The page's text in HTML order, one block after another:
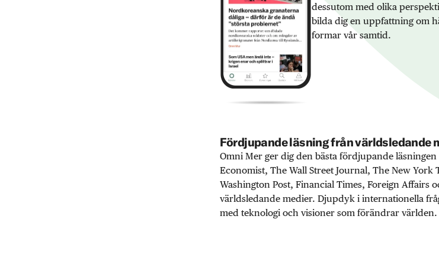
dessutom med olika
bilda dig en uppfattning om
formar vår samtid.
Fördjupande läsning från världsledande
Omni Mer ger dig den bästa fördjupande
Economist, The Wall Street Journal, The New York
Washington Post, Financial Times, Foreign Affairs
världsledande medier. Djupdyk i internationella
med teknologi och visioner som förändrar världen.